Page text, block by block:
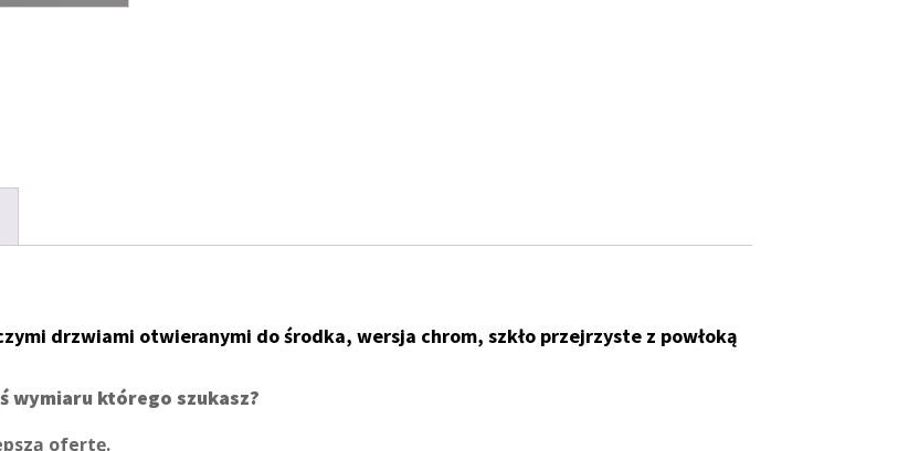
drzwiami otwieranymi do środka, wersja chrom, szkło przejrzyste z powłoką
wymiaru którego szukasz?
ofertę.